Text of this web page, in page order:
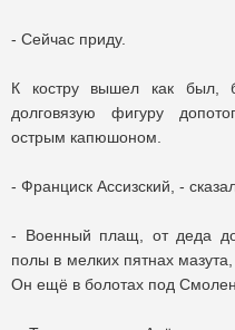
- Сейчас приду.
К костру вышел как был,
долговязую фигуру
острым капюшоном.
- Франциск Ассизский, - сказал
- Военный плащ, от деда
полы в мелких пятнах
Он ещё в болотах под